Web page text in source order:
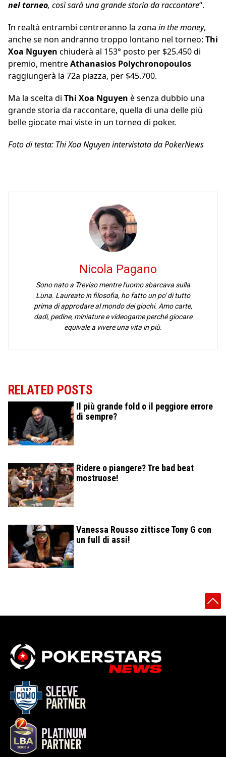
nel torneo, così sarà una grande storia da raccontare“.
In realtà entrambi centreranno la zona in the money,
anche se non andranno troppo lontano nel torneo: Thi
Xoa Nguyen chiuderà al 153° posto per $25.450 di
premio, mentreAthanasios Polychronopoulos
raggiungerà la 72a piazza, per $45.700.
Ma la scelta di Thi Xoa Nguyen è senza dubbio una
grande storia da raccontare, quella di una delle più
belle giocate mai viste in un torneo di poker.
Foto di testa: Thi Xoa Nguyen intervistata da PokerNews
Nicola Pagano
Sono nato a Treviso mentre l'uomo sbarcava sulla
Luna. Laureato in filosofia, ho fatto un po' di tutto
prima di approdare al mondo dei giochi. Amo carte,
dadi, pedine, miniature e videogame perché giocare
equivale a vivere una vita in più.
RELATED POSTS
Il più grande fold o il peggiore errore
di sempre?
Ridere o piangere? Tre bad beat
mostruose!
Vanessa Rousso zittisce Tony G con
un full di assi!